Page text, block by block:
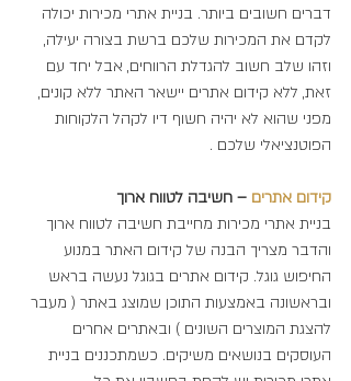
דברים חשובים ביותר. בניית אתרי מכירות יכולה
לקדם את המכירות שלכם ברשת בצורה יעילה,
וזהו שלב חשוב להגדלת הרווחים, אבל יחד עם
זאת, ללא קידום אתרים יישאר האתר ללא קונים,
מפני שהוא לא יהיה חשוף דיו לקהל הלקוחות
הפוטנציאלי שלכם .
קידום אתרים – חשיבה לטווח ארוך
בניית אתרי מכירות מחייבת חשיבה לטווח ארוך
והדבר מצריך הבנה של קידום האתר במנוע
החיפוש גוגל. קידום אתרים בגוגל נעשה בראש
ובראשונה באמצעות התוכן שמוצג באתר ( מעבר
להצגת המוצרים השונים ) ובאתרים אחרים
העוסקים בנושאים משיקים. כשמתכננים בניית